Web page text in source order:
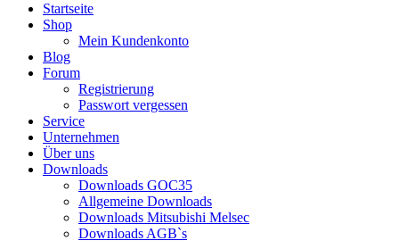
Startseite
Shop
Mein Kundenkonto
Blog
Forum
Registrierung
Passwort vergessen
Service
Unternehmen
Über uns
Downloads
Downloads GOC35
Allgemeine Downloads
Downloads Mitsubishi Melsec
Downloads AGB`s